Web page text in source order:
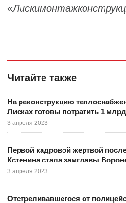
Читайте также
На реконструкцию
Лисках готовы потратить 1
3 апреля 2023
Первой кадровой жертвой
Кстенина стала замглавы
3 апреля 2023
Отстреливавшегося от